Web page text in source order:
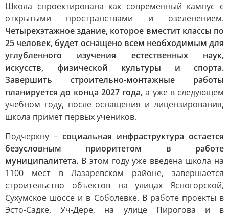
Школа спроектирована как современный кампус с
открытыми пространствами и озеленением.
Четырехэтажное здание, которое вместит классы по
25 человек, будет оснащено всем необходимым для
углубленного изучения естественных наук,
искусств, физической культуры и спорта.
Завершить строительно-монтажные работы
планируется до конца 2027 года,а уже в следующем
учебном году, после оснащения и лицензирования,
школа примет первых учеников.
Подчеркну – социальная инфраструктура остается
безусловным приоритетом в работе
муниципалитета. В этом году уже введена школа на
1100 мест в Лазаревском районе, завершается
строительство объектов на улицах Ясногорской,
Сухумское шоссе и в Соболевке. В работе проекты в
Эсто-Садке, Уч-Дере, на улице Пирогова и в